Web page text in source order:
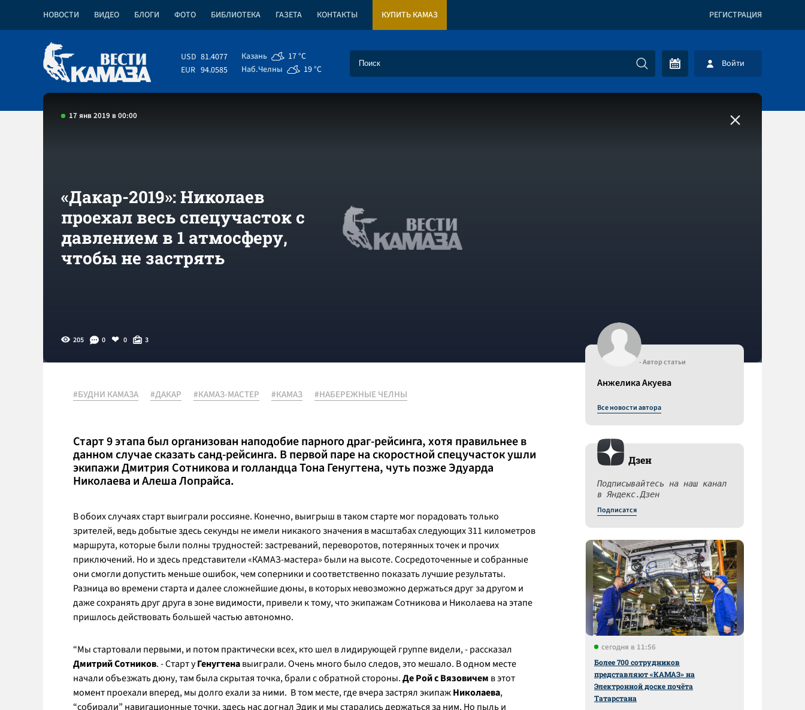
НОВОСТИ ВИДЕО БЛОГИ ФОТО БИБЛИОТЕКА ГАЗЕТА КОНТАКТЫ КУПИТЬ КАМАЗ РЕГИСТРАЦИЯ
USD 81.4077
EUR 94.0585
Казань
17 °C
Наб.Челны
19 °C Войти
17 янв 2019 в 00:00
«Дакар-2019»: Николаев
проехал весь спецучасток с
давлением в 1 атмосферу,
чтобы не застрять
205 0 0 3
#БУДНИ КАМАЗА #ДАКАР #КАМАЗ-МАСТЕР #КАМАЗ #НАБЕРЕЖНЫЕ ЧЕЛНЫ
Старт 9 этапа был организован наподобие парного драг-рейсинга, хотя правильнее в
данном случае сказать санд-рейсинга. В первой паре на скоростной спецучасток ушли
экипажи Дмитрия Сотникова и голландца Тона Генугтена, чуть позже Эдуарда
Николаева и Алеша Лопрайса.
В обоих случаях старт выиграли россияне. Конечно, выигрыш в таком старте мог порадовать только
зрителей, ведь добытые здесь секунды не имели никакого значения в масштабах следующих 311 километров
маршрута, которые были полны трудностей: застреваний, переворотов, потерянных точек и прочих
приключений. Но и здесь представители «КАМАЗ-мастера» были на высоте. Сосредоточенные и собранные
они смогли допустить меньше ошибок, чем соперники и соответственно показать лучшие результаты.
Разница во времени старта и далее сложнейшие дюны, в которых невозможно держаться друг за другом и
даже сохранять друг друга в зоне видимости, привели к тому, что экипажам Сотникова и Николаева на этапе
пришлось действовать большей частью автономно.
“Мы стартовали первыми, и потом практически всех, кто шел в лидирующей группе видели, - рассказал
Дмитрий Сотников. - Старт уГенугтенавыиграли. Очень много было следов, это мешало. В одном месте
начали объезжать дюну, там была скрытая точка, брали с обратной стороны.Де Рой с Вязовичем в этот
момент проехали вперед, мы долго ехали за ними. В том месте, где вчера застрял экипажНиколаева,
“собирали” навигационные точки, здесь нас догнал Эдик и мы старались держаться за ним. Но пыль и
- Автор статьи
Анжелика Акуева
Все новости автора
Дзен
Подписывайтесь на наш канал
в Яндекс.Дзен
Подписатся
сегодня в 11:56
Более 700 сотрудников
представляют «КАМАЗ» на
Электронной доске почёта
Татарстана